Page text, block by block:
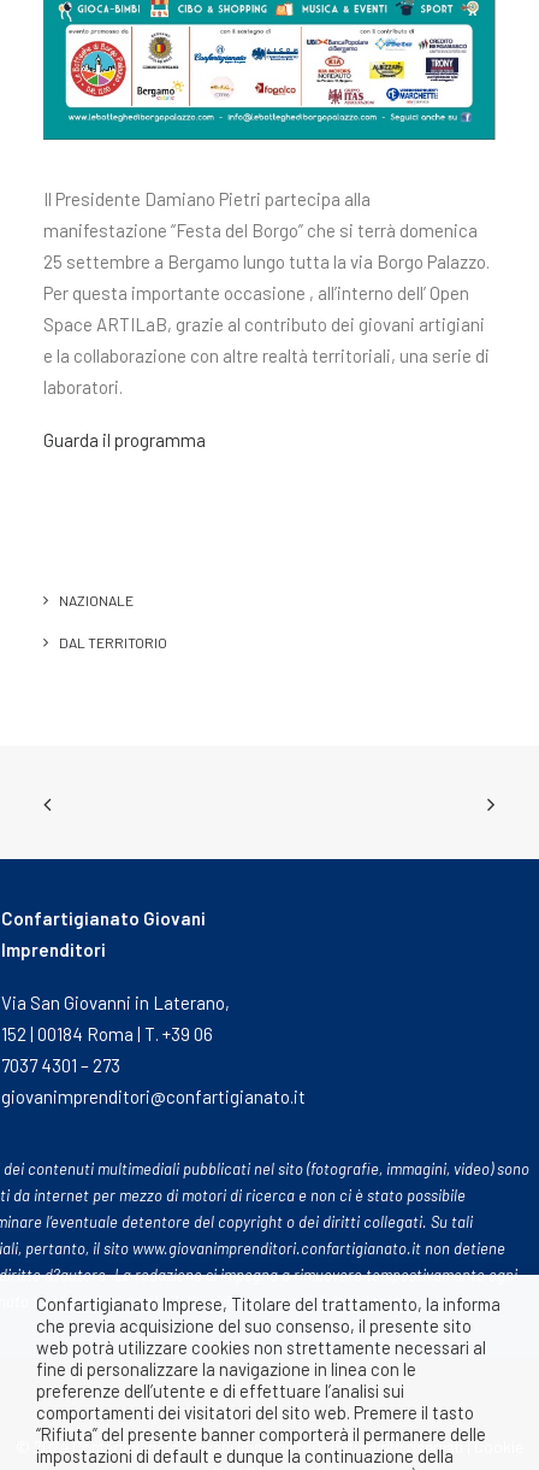
Il Presidente Damiano Pietri partecipa alla
manifestazione “Festa del Borgo” che si terrà domenica
25 settembre a Bergamo lungo tutta la via Borgo Palazzo.
Per questa importante occasione , all’interno dell’ Open
Space ARTILaB, grazie al contributo dei giovani artigiani
e la collaborazione con altre realtà territoriali, una serie di
laboratori.
Guarda il programma
NAZIONALE
DAL TERRITORIO
Confartigianato Giovani
Imprenditori
Via San Giovanni in Laterano,
152 | 00184 Roma | T. +39 06
7037 4301 – 273
giovanimprenditori@confartigianato.it
dei contenuti multimediali pubblicati nel sito (fotografie, immagini, video) sono
da internet per mezzo di motori di ricerca e non ci è stato possibile
l’eventuale detentore del copyright o dei diritti collegati. Su tali
pertanto, il sito www.giovanimprenditori.confartigianato.it non detiene
d?autore. La redazione si impegna a rimuovere tempestivamente ogni
tratto dalle rete che leda o violi eventuali diritti di terzi
© 2024 Confartigianato Giovani Imprenditori. Tutti i diritti riservati |Cookie
Confartigianato Imprese, Titolare del trattamento, la informa
che previa acquisizione del suo consenso, il presente sito
web potrà utilizzare cookies non strettamente necessari al
fine di personalizzare la navigazione in linea con le
preferenze dell’utente e di effettuare l’analisi sui
comportamenti dei visitatori del sito web. Premere il tasto
“Rifiuta” del presente banner comporterà il permanere delle
impostazioni di default e dunque la continuazione della